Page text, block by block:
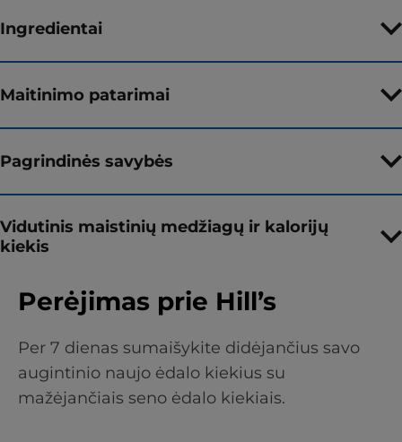
Ingredientai
Maitinimo patarimai
Pagrindinės savybės
Vidutinis maistinių medžiagų ir kalorijų
kiekis
Perėjimas prie Hill’s
Per 7 dienas sumaišykite didėjančius savo
augintinio naujo ėdalo kiekius su
mažėjančiais seno ėdalo kiekiais.